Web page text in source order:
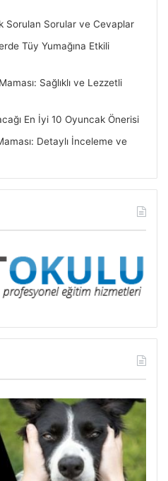
Sorulan Sorular ve Cevaplar
Tüy Yumağına Etkili
Sağlıklı ve Lezzetli
En İyi 10 Oyuncak Önerisi
Detaylı İnceleme ve